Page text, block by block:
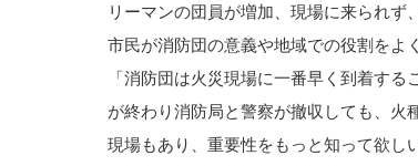
リーマンの団員が増加、現場に来られ
市民が消防団の意義や地域での役割をよ
「消防団は火災現場に一番早く到着す
が終わり消防局と警察が撤収しても、火
現場もあり、重要性をもっと知って欲し